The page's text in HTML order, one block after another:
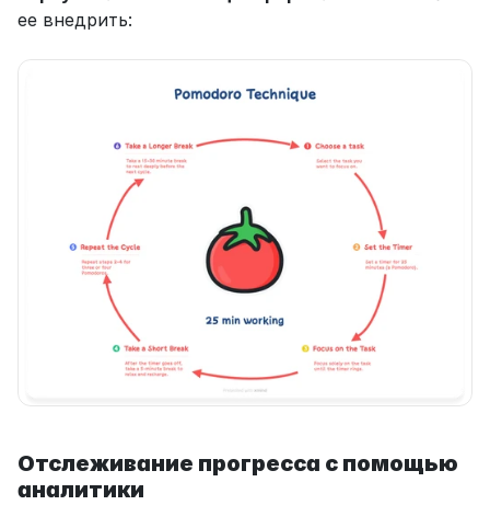
ее внедрить:
Отслеживание прогресса с помощью
аналитики